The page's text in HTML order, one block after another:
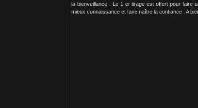
la bienveillance . Le 1 er tirage est offert pour faire
mieux connaissance et faire naître la confiance . A